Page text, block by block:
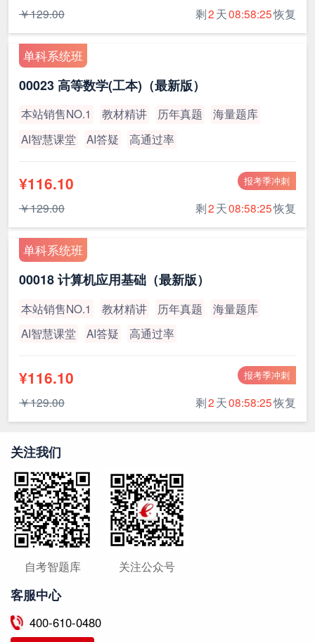
￥129.00 剩2天08:58:24恢复
单科系统班
00023 高等数学(工本)（最新版）
本站销售NO.1 教材精讲 历年真题
海量题库
AI智慧课堂
AI答疑 高通过率
报考季冲刺
¥116.10
￥129.00 剩2天08:58:24恢复
单科系统班
00018 计算机应用基础（最新版）
本站销售NO.1 教材精讲 历年真题
海量题库
AI智慧课堂
AI答疑 高通过率
报考季冲刺
¥116.10
￥129.00 剩2天08:58:24恢复
关注我们
自考智题库 关注公众号
客服中心
400-610-0480